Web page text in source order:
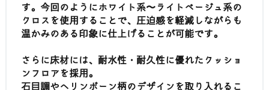
す。今回のようにホワイト系〜ライトベージュ系の
クロスを使用することで、圧迫感を軽減しながらも
温かみのある印象に仕上げることが可能です。
さらに床材には、耐水性・耐久性に優れたクッショ
ンフロアを採用。
石目調やヘリンボーン柄のデザインを取り入れるこ